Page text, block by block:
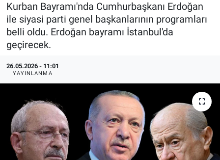
Kurban Bayramı'nda Cumhurbaşkanı Erdoğan
ile siyasi parti genel başkanlarının programları
belli oldu. Erdoğan bayramı İstanbul'da
geçirecek.
26.05.2026 - 11:01
YAYINLANMA
Trend
Özel Haberler
Yazarlar
Ekonomi
Dünya
Medya
Kadın
Erişim Bilgileri
Son Dakika Haberleri
Haber Arşivi